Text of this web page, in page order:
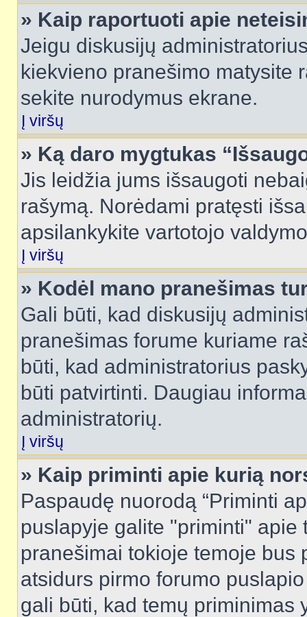
» Kaip raportuoti apie
Jeigu diskusijų
kiekvieno pranešimo matysite
sekite nurodymus ekrane.
Į viršų
» Ką daro mygtukas
Jis leidžia jums išsaugoti
rašymą. Norėdami pratęsti
apsilankykite vartotojo
Į viršų
» Kodėl mano pranešimas
Gali būti, kad diskusijų
pranešimas forume kuriame
būti, kad administratorius
būti patvirtinti. Daugiau
administratorių.
Į viršų
» Kaip priminti apie kurią
Paspaudę nuorodą “Priminti
puslapyje galite "priminti"
pranešimai tokioje temoje bus
atsidurs pirmo forumo
gali būti, kad temų priminimas